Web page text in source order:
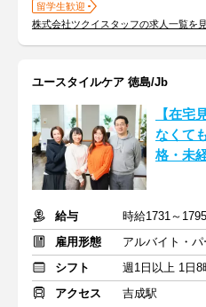
留学生歓迎
株式会社ツクイスタッフの求人一覧を
ユースタイルケア 徳島/Jb
【在宅
なくて
格・未
給与
雇用形態
アルバイト・パ
シフト
週1日以上 1日8
アクセス
吉成駅